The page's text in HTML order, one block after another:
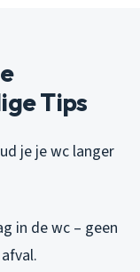
Tips
je je wc langer
in de wc – geen